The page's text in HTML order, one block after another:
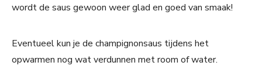
wordt de saus gewoon weer glad en goed van smaak!
Eventueel kun je de champignonsaus tijdens het
opwarmen nog wat verdunnen met room of water.